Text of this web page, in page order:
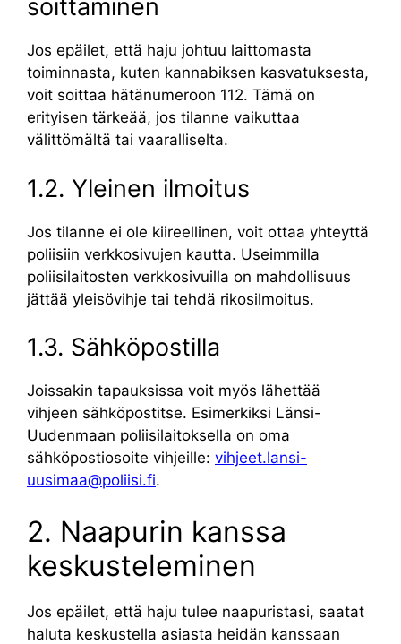
soittaminen
Jos epäilet, että haju johtuu laittomasta
toiminnasta, kuten kannabiksen kasvatuksesta,
voit soittaa hätänumeroon 112. Tämä on
erityisen tärkeää, jos tilanne vaikuttaa
välittömältä tai vaaralliselta.
1.2. Yleinen ilmoitus
Jos tilanne ei ole kiireellinen, voit ottaa yhteyttä
poliisiin verkkosivujen kautta. Useimmilla
poliisilaitosten verkkosivuilla on mahdollisuus
jättää yleisövihje tai tehdä rikosilmoitus.
1.3. Sähköpostilla
Joissakin tapauksissa voit myös lähettää
vihjeen sähköpostitse. Esimerkiksi Länsi-
Uudenmaan poliisilaitoksella on oma
sähköpostiosoite vihjeille: vihjeet.lansi-
uusimaa@poliisi.fi.
2. Naapurin kanssa
keskusteleminen
Jos epäilet, että haju tulee naapuristasi, saatat
haluta keskustella asiasta heidän kanssaan